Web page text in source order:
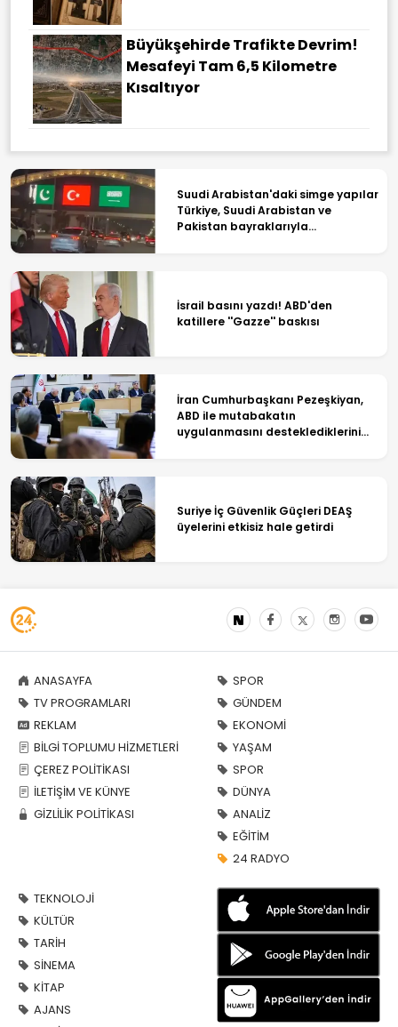
Büyükşehirde Trafikte Devrim!
Mesafeyi Tam 6,5 Kilometre
Kısaltıyor
Suudi Arabistan'daki simge yapılar
Türkiye, Suudi Arabistan ve
Pakistan bayraklarıyla
İsrail basını yazdı! ABD'den
katillere ''Gazze'' baskısı
İran Cumhurbaşkanı Pezeşkiyan,
ABD ile mutabakatın
uygulanmasını desteklediklerini
Suriye İç Güvenlik Güçleri DEAŞ
üyelerini etkisiz hale getirdi
ANASAYFA
TV PROGRAMLARI
REKLAM
BİLGİ TOPLUMU HİZMETLERİ
ÇEREZ POLİTİKASI
İLETİŞİM VE KÜNYE
GİZLİLİK POLİTİKASI
SPOR
GÜNDEM
EKONOMİ
YAŞAM
SPOR
DÜNYA
ANALİZ
EĞİTİM
24 RADYO
TEKNOLOJİ
KÜLTÜR
TARİH
SİNEMA
KİTAP
AJANS